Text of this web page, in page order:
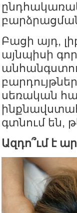
Բացի այդ,
այնպիսի
սեռական
գտնում են,
Ազդո՞ւմ է